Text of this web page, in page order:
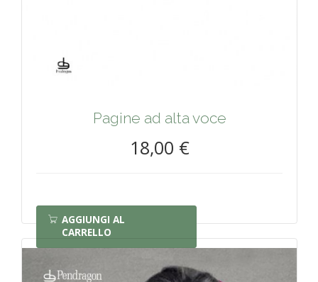
Pagine ad alta voce
18,00 €
AGGIUNGI AL
CARRELLO